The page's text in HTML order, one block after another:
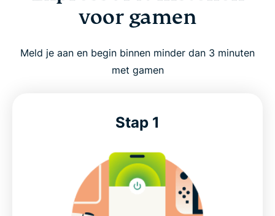
Veelgestelde vragen over gaming-VPN
Gaming-VPN 30 dagen proberen
ExpressVPN instellen voor gamen
Bekijk de nieuwste ExpressVPN-aanbiedingen voor
Krachtige VPN voor snelle games
voor gamen
Meld je aan en begin binnen minder dan 3 minuten
met gamen
Stap 1